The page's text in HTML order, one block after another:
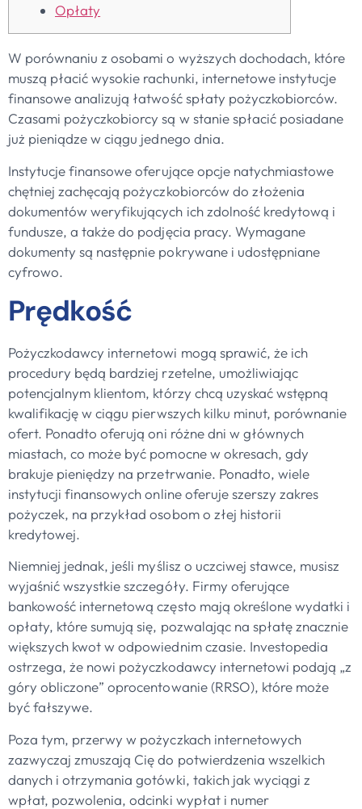
Opłaty
W porównaniu z osobami o wyższych dochodach, które
muszą płacić wysokie rachunki, internetowe instytucje
finansowe analizują łatwość spłaty pożyczkobiorców.
Czasami pożyczkobiorcy są w stanie spłacić posiadane
już pieniądze w ciągu jednego dnia.
Instytucje finansowe oferujące opcje natychmiastowe
chętniej zachęcają pożyczkobiorców do złożenia
dokumentów weryfikujących ich zdolność kredytową i
fundusze, a także do podjęcia pracy. Wymagane
dokumenty są następnie pokrywane i udostępniane
cyfrowo.
Prędkość
Pożyczkodawcy internetowi mogą sprawić, że ich
procedury będą bardziej rzetelne, umożliwiając
potencjalnym klientom, którzy chcą uzyskać wstępną
kwalifikację w ciągu pierwszych kilku minut, porównanie
ofert. Ponadto oferują oni różne dni w głównych
miastach, co może być pomocne w okresach, gdy
brakuje pieniędzy na przetrwanie. Ponadto, wiele
instytucji finansowych online oferuje szerszy zakres
pożyczek, na przykład osobom o złej historii
kredytowej.
Niemniej jednak, jeśli myślisz o uczciwej stawce, musisz
wyjaśnić wszystkie szczegóły. Firmy oferujące
bankowość internetową często mają określone wydatki i
opłaty, które sumują się, pozwalając na spłatę znacznie
większych kwot w odpowiednim czasie. Investopedia
ostrzega, że ​​nowi pożyczkodawcy internetowi podają „z
góry obliczone” oprocentowanie (RRSO), które może
być fałszywe.
Poza tym, przerwy w pożyczkach internetowych
zazwyczaj zmuszają Cię do potwierdzenia wszelkich
danych i otrzymania gotówki, takich jak wyciągi z
wpłat, pozwolenia, odcinki wypłat i numer